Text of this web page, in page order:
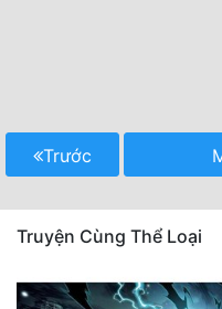
Trước
Truyện Cùng Thể Loại